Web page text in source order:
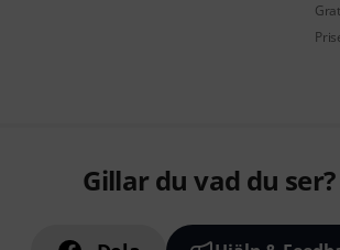
Gillar du vad du ser?